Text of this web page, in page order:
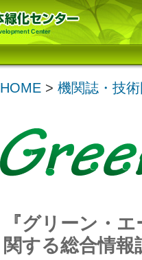
HOME > 機関誌・技
『グリーン・
関する総合情報